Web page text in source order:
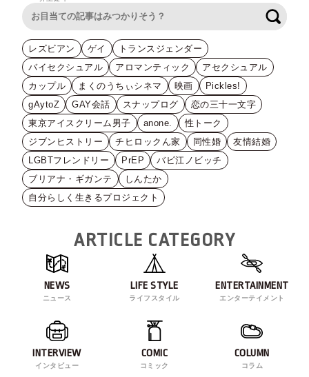
レズビアン ゲイ
トランスジェンダー
バイセクシュアル
アロマンティック
アセクシュアル
カップル
まくのうちぃシネマ 映画
Pickles!
gAytoZ
GAY会話 スナップログ
恋の三十一文字
東京アイスクリーム男子
anone.
性トーク
ジブンヒストリー
チヒロックん家 同性婚
友情結婚
LGBTフレンドリー
PrEP
バビ江ノビッチ
ブリアナ・ギガンテ
しんたか
自分らしく生きるプロジェクト
ARTICLE CATEGORY
NEWS
ニュース
LIFE STYLE
ライフスタイル
ENTERTAINMENT
エンターテイメント
INTERVIEW
インタビュー
COMIC
コミック
COLUMN
コラム